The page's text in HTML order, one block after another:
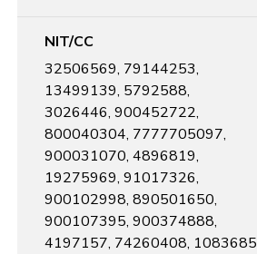
NIT/CC
32506569, 79144253,
13499139, 5792588,
3026446, 900452722,
800040304, 7777705097,
900031070, 4896819,
19275969, 91017326,
900102998, 890501650,
900107395, 900374888,
4197157, 74260408, 1083685